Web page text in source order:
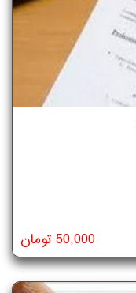
50,000 تومان